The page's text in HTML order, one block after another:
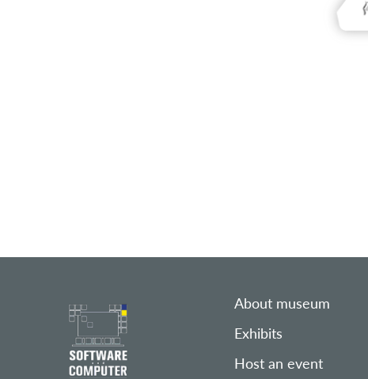
About museum
Exhibits
Host an event